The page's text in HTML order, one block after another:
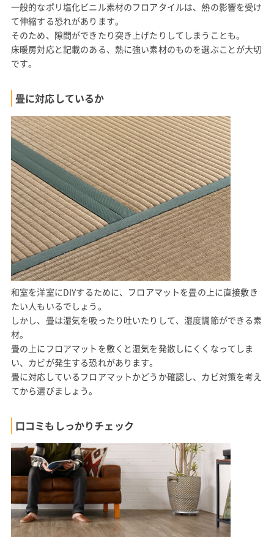
一般的なポリ塩化ビニル素材のフロアタイルは、熱の影響を受け
て伸縮する恐れがあります。
そのため、隙間ができたり突き上げたりしてしまうことも。
床暖房対応と記載のある、熱に強い素材のものを選ぶことが大切
です。
畳に対応しているか
和室を洋室にDIYするために、フロアマットを畳の上に直接敷き
たい人もいるでしょう。
しかし、畳は湿気を吸ったり吐いたりして、湿度調節ができる素
材。
畳の上にフロアマットを敷くと湿気を発散しにくくなってしま
い、カビが発生する恐れがあります。
畳に対応しているフロアマットかどうか確認し、カビ対策を考え
てから選びましょう。
口コミもしっかりチェック